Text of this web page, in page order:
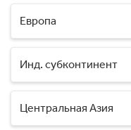
Европа
Инд. субконтинент
Центральная Азия